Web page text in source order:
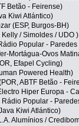
Betão - Feirense)
Kiwi Atlántico)
(ESP, Burgos-BH)
/ Simoldes / UDO )
Popular -
Mortágua-Ovos
Efapel Cycling)
Powered Health)
ABTF Betão -
Hiper Europa -
Rádio Popular -
Kiwi Atlántico)
Alumínios /